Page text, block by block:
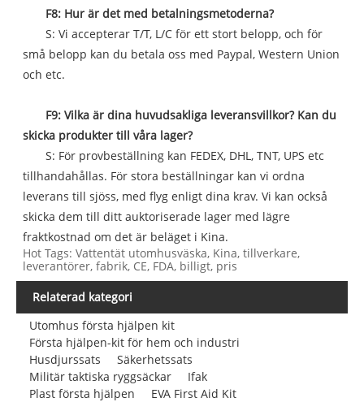
F8: Hur är det med betalningsmetoderna?
S: Vi accepterar T/T, L/C för ett stort belopp, och för
små belopp kan du betala oss med Paypal, Western Union
och etc.
F9: Vilka är dina huvudsakliga leveransvillkor? Kan du
skicka produkter till våra lager?
S: För provbeställning kan FEDEX, DHL, TNT, UPS etc
tillhandahållas. För stora beställningar kan vi ordna
leverans till sjöss, med flyg enligt dina krav. Vi kan också
skicka dem till ditt auktoriserade lager med lägre
fraktkostnad om det är beläget i Kina.
Hot Tags: Vattentät utomhusväska, Kina, tillverkare,
leverantörer, fabrik, CE, FDA, billigt, pris
Relaterad kategori
Utomhus första hjälpen kit
Första hjälpen-kit för hem och industri
Husdjurssats
Säkerhetssats
Militär taktiska ryggsäckar
Ifak
Plast första hjälpen
EVA First Aid Kit